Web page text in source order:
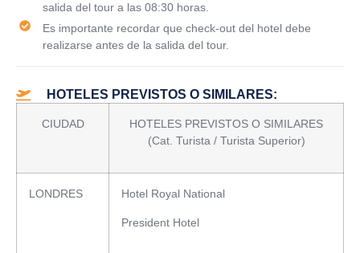
salida del tour a las 08:30 horas.
Es importante recordar que check-out del hotel debe
realizarse antes de la salida del tour.
HOTELES PREVISTOS O SIMILARES:
CIUDAD
HOTELES PREVISTOS O SIMILARES
(Cat. Turista / Turista Superior)
LONDRES Hotel Royal National
President Hotel